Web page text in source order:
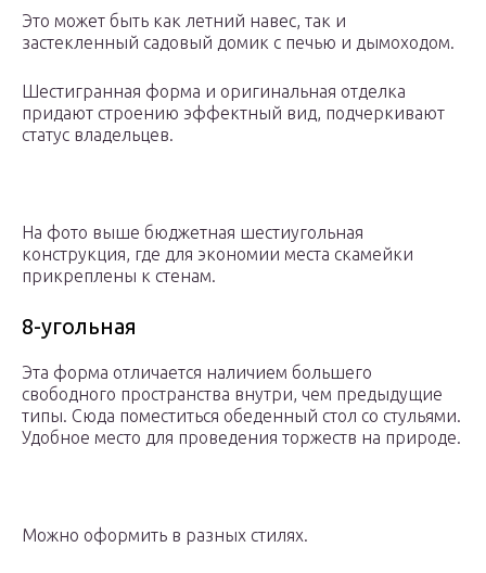
Это может быть как летний навес, так и
застекленный садовый домик с печью и дымоходом.
Шестигранная форма и оригинальная отделка
придают строению эффектный вид, подчеркивают
статус владельцев.
На фото выше бюджетная шестиугольная
конструкция, где для экономии места скамейки
прикреплены к стенам.
8-угольная
Эта форма отличается наличием большего
свободного пространства внутри, чем предыдущие
типы. Сюда поместиться обеденный стол со стульями.
Удобное место для проведения торжеств на природе.
Можно оформить в разных стилях.